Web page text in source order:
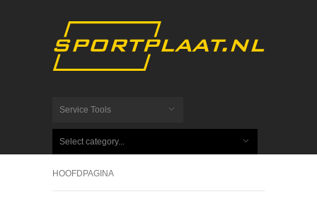
Service Tools
Select category...
HOOFDPAGINA